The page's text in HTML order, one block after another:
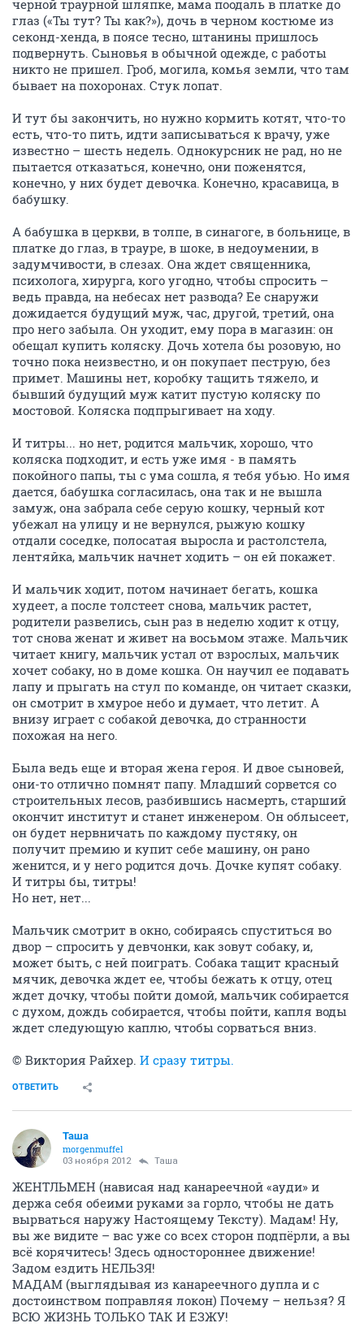
черной траурной шляпке, мама поодаль в платке до
глаз («Ты тут? Ты как?»), дочь в черном костюме из
секонд-хенда, в поясе тесно, штанины пришлось
подвернуть. Сыновья в обычной одежде, с работы
никто не пришел. Гроб, могила, комья земли, что там
бывает на похоронах. Стук лопат.
И тут бы закончить, но нужно кормить котят, что-то
есть, что-то пить, идти записываться к врачу, уже
известно – шесть недель. Однокурсник не рад, но не
пытается отказаться, конечно, они поженятся,
конечно, у них будет девочка. Конечно, красавица, в
бабушку.
А бабушка в церкви, в толпе, в синагоге, в больнице, в
платке до глаз, в трауре, в шоке, в недоумении, в
задумчивости, в слезах. Она ждет священника,
психолога, хирурга, кого угодно, чтобы спросить –
ведь правда, на небесах нет развода? Ее снаружи
дожидается будущий муж, час, другой, третий, она
про него забыла. Он уходит, ему пора в магазин: он
обещал купить коляску. Дочь хотела бы розовую, но
точно пока неизвестно, и он покупает пеструю, без
примет. Машины нет, коробку тащить тяжело, и
бывший будущий муж катит пустую коляску по
мостовой. Коляска подпрыгивает на ходу.
И титры... но нет, родится мальчик, хорошо, что
коляска подходит, и есть уже имя - в память
покойного папы, ты с ума сошла, я тебя убью. Но имя
дается, бабушка согласилась, она так и не вышла
замуж, она забрала себе серую кошку, черный кот
убежал на улицу и не вернулся, рыжую кошку
отдали соседке, полосатая выросла и растолстела,
лентяйка, мальчик начнет ходить – он ей покажет.
И мальчик ходит, потом начинает бегать, кошка
худеет, а после толстеет снова, мальчик растет,
родители развелись, сын раз в неделю ходит к отцу,
тот снова женат и живет на восьмом этаже. Мальчик
читает книгу, мальчик устал от взрослых, мальчик
хочет собаку, но в доме кошка. Он научил ее подавать
лапу и прыгать на стул по команде, он читает сказки,
он смотрит в хмурое небо и думает, что летит. А
внизу играет с собакой девочка, до странности
похожая на него.
Была ведь еще и вторая жена героя. И двое сыновей,
они-то отлично помнят папу. Младший сорвется со
строительных лесов, разбившись насмерть, старший
окончит институт и станет инженером. Он облысеет,
он будет нервничать по каждому пустяку, он
получит премию и купит себе машину, он рано
женится, и у него родится дочь. Дочке купят собаку.
И титры бы, титры!
Но нет, нет...
Мальчик смотрит в окно, собираясь спуститься во
двор – спросить у девчонки, как зовут собаку, и,
может быть, с ней поиграть. Собака тащит красный
мячик, девочка ждет ее, чтобы бежать к отцу, отец
ждет дочку, чтобы пойти домой, мальчик собирается
с духом, дождь собирается, чтобы пойти, капля воды
ждет следующую каплю, чтобы сорваться вниз.
© Виктория Райхер. И сразу титры.
ОТВЕТИТЬ
Таша
morgenmuffel
03 ноября 2012 Таша
ЖЕНТЛЬМЕН (нависая над канареечной «ауди» и
держа себя обеими руками за горло, чтобы не дать
вырваться наружу Настоящему Тексту). Мадам! Ну,
вы же видите – вас уже со всех сторон подпёрли, а вы
всё корячитесь! Здесь одностороннее движение!
Задом ездить НЕЛЬЗЯ!
МАДАМ (выглядывая из канареечного дупла и с
достоинством поправляя локон) Почему – нельзя? Я
ВСЮ ЖИЗНЬ ТОЛЬКО ТАК И ЕЗЖУ!